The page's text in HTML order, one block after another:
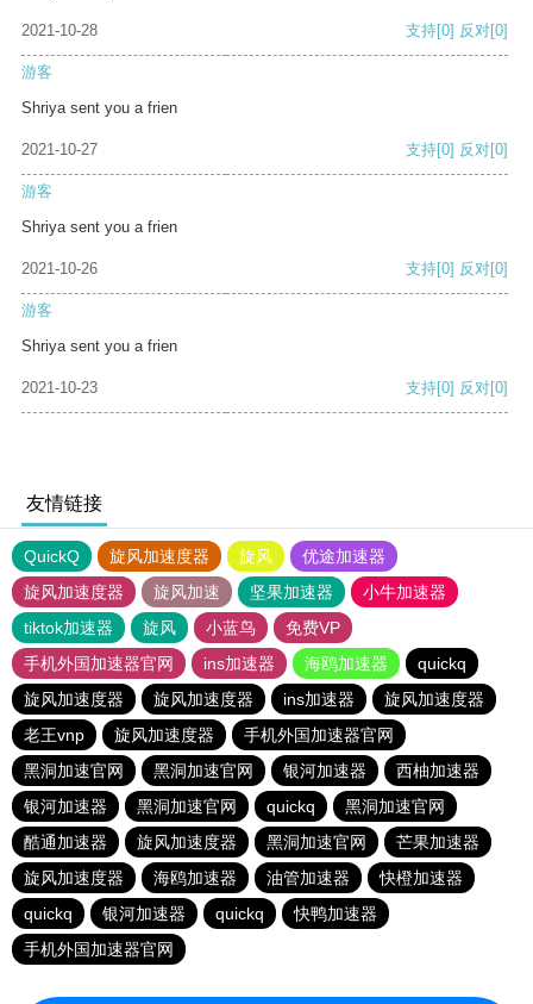
2021-10-28 支持[0] 反对[0]
游客
Shriya sent you a frien
2021-10-27 支持[0] 反对[0]
游客
Shriya sent you a frien
2021-10-26 支持[0] 反对[0]
游客
Shriya sent you a frien
2021-10-23 支持[0] 反对[0]
友情链接
QuickQ 旋风加速度器 旋风
优途加速器
旋风加速度器
旋风加速 坚果加速器
小牛加速器
tiktok加速器
旋风 小蓝鸟
免费VP
手机外国加速器官网
ins加速器 海鸥加速器
quickq
旋风加速度器
旋风加速度器 ins加速器
旋风加速度器
老王vnp
旋风加速度器
手机外国加速器官网
黑洞加速官网
黑洞加速官网 银河加速器
西柚加速器
银河加速器
黑洞加速官网 quickq
黑洞加速官网
酷通加速器
旋风加速度器 黑洞加速官网
芒果加速器
旋风加速度器
海鸥加速器 油管加速器
快橙加速器
quickq
银河加速器 quickq
快鸭加速器
手机外国加速器官网